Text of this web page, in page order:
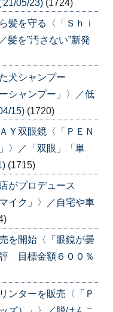
05/23) (1724)
髪を守る〈「Ｓｈｉ
髪を”汚さない”新発
犬シャンプー
シャンプー」〉／低
15) (1720)
Ｙ双眼鏡〈「ＰＥＮ
／「双眼」「単
(1715)
がプロデュース
イク」〉／自宅や車
を開始〈「眼鏡が曇
目標金額６００％
ンターを販売〈「Ｐ